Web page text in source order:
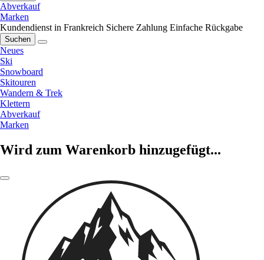
Abverkauf
Marken
Kundendienst in Frankreich Sichere Zahlung Einfache Rückgabe
Suchen
Neues
Ski
Snowboard
Skitouren
Wandern & Trek
Klettern
Abverkauf
Marken
Wird zum Warenkorb hinzugefügt...